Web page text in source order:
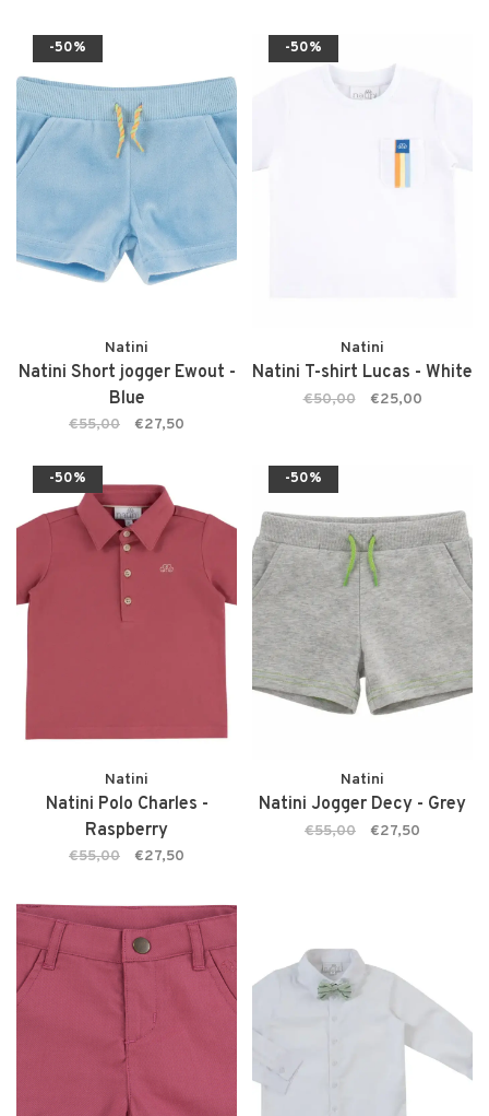
-50%
Natini
Natini Short jogger Ewout -
Blue
€55,00 €27,50
-50%
Natini
Natini T-shirt Lucas - White
€50,00 €25,00
-50%
Natini
Natini Polo Charles -
Raspberry
€55,00 €27,50
-50%
Natini
Natini Jogger Decy - Grey
€55,00 €27,50